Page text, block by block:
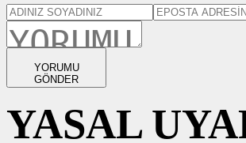
YORUMU
GÖNDER
YASAL